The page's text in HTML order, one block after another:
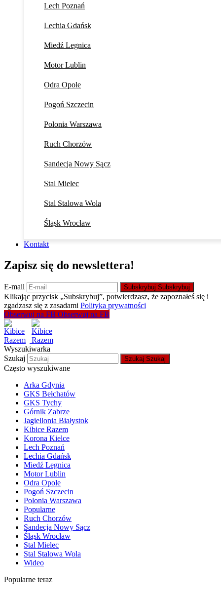
Lech Poznań
Lechia Gdańsk
Miedź Legnica
Motor Lublin
Odra Opole
Pogoń Szczecin
Polonia Warszawa
Ruch Chorzów
Sandecja Nowy Sącz
Stal Mielec
Stal Stalowa Wola
Śląsk Wrocław
Kontakt
Zapisz się do newslettera!
E-mail Subskrybuj Subskrybuj
Klikając przycisk „Subskrybuj”, potwierdzasz, że zapoznałeś się i
zgadzasz się z zasadami Polityka prywatności
Obserwuj na FB Obserwuj na FB
Wyszukiwarka
Szukaj
Szukaj Szukaj
Często wyszukiwane
Arka Gdynia
GKS Bełchatów
GKS Tychy
Górnik Zabrze
Jagiellonia Białystok
Kibice Razem
Korona Kielce
Lech Poznań
Lechia Gdańsk
Miedź Legnica
Motor Lublin
Odra Opole
Pogoń Szczecin
Polonia Warszawa
Popularne
Ruch Chorzów
Sandecja Nowy Sącz
Śląsk Wrocław
Stal Mielec
Stal Stalowa Wola
Wideo
Popularne teraz